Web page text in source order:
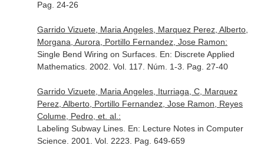
Pag. 24-26
Garrido Vizuete, Maria Angeles, Marquez Perez, Alberto,
Morgana, Aurora, Portillo Fernandez, Jose Ramon:
Single Bend Wiring on Surfaces. En: Discrete Applied
Mathematics. 2002. Vol. 117. Núm. 1-3. Pag. 27-40
Garrido Vizuete, Maria Angeles, Iturriaga, C, Marquez
Perez, Alberto, Portillo Fernandez, Jose Ramon, Reyes
Colume, Pedro, et. al.:
Labeling Subway Lines. En: Lecture Notes in Computer
Science. 2001. Vol. 2223. Pag. 649-659